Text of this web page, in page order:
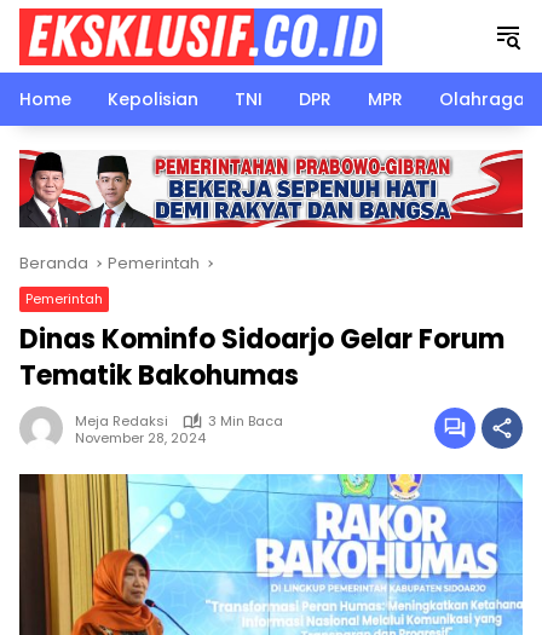
Langsung
konten
Home
Kepolisian TNI DPR MPR Olahraga
Beranda Pemerintah
Pemerintah
Dinas Kominfo Sidoarjo Gelar Forum
Tematik Bakohumas
Meja Redaksi
3 Min Baca
November 28, 2024